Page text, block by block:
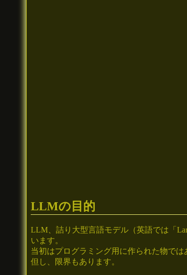
LLMの目的
LLM、詰り大型言語モデル（英語では「
います。
当初はプログラミング用に作られた物で
但し、限界もあります。